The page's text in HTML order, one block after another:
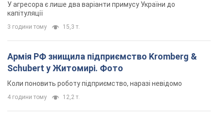
У агресора є лише два варіанти примусу України до
капітуляції
3 години тому 15,3 т.
Армія РФ знищила підприємство Kromberg &
Schubert у Житомирі. Фото
Коли поновить роботу підприємство, наразі невідомо
4 години тому 12,2 т.